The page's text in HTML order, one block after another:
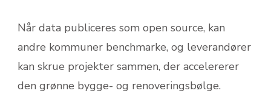
Når data publiceres som open source, kan
andre kommuner bench­marke, og leverandører
kan skrue projekter sammen, der accelererer
den grønne bygge- og renoveringsbølge.